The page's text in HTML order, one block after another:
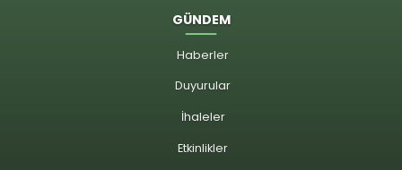
GÜNDEM
Haberler
Duyurular
İhaleler
Etkinlikler